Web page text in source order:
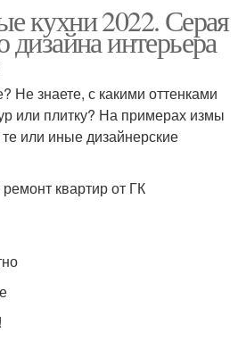
кухни 2022. Серая
интерьера
Не знаете, с какими оттенками
или плитку? На примерах измы
или иные дизайнерские
квартир от ГК